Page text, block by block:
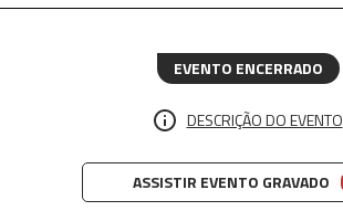
EVENTO ENCERRADO
DESCRIÇÃO DO EVENTO
ASSISTIR EVENTO GRAVADO